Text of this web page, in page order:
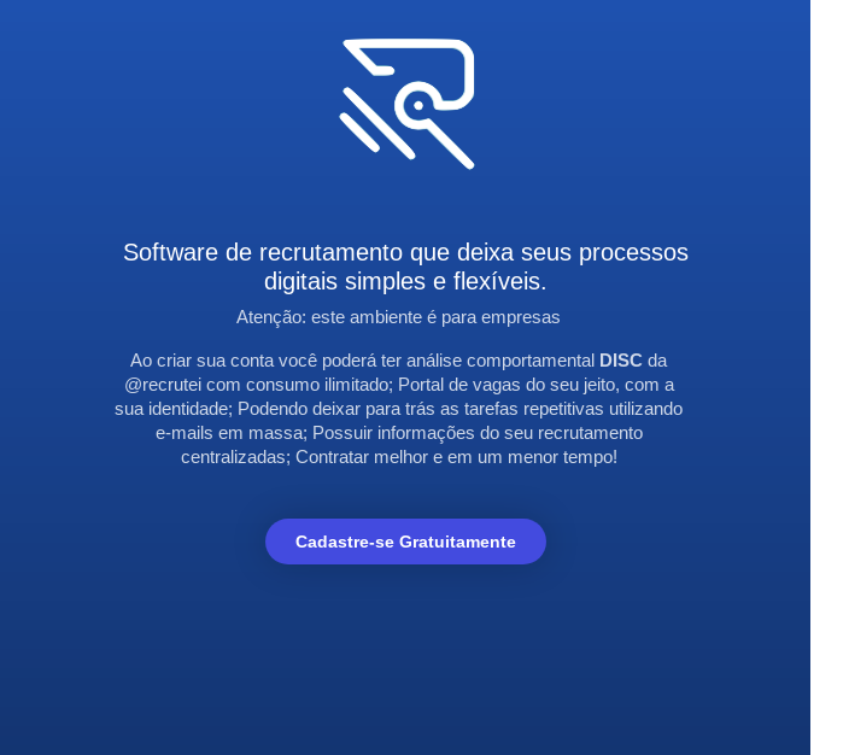
Software de recrutamento que deixa seus processos
digitais simples e flexíveis.
Atenção: este ambiente é para empresas
Ao criar sua conta você poderá ter análise comportamental DISC da
@recrutei com consumo ilimitado; Portal de vagas do seu jeito, com a
sua identidade; Podendo deixar para trás as tarefas repetitivas utilizando
e-mails em massa; Possuir informações do seu recrutamento
centralizadas; Contratar melhor e em um menor tempo!
Cadastre-se Gratuitamente